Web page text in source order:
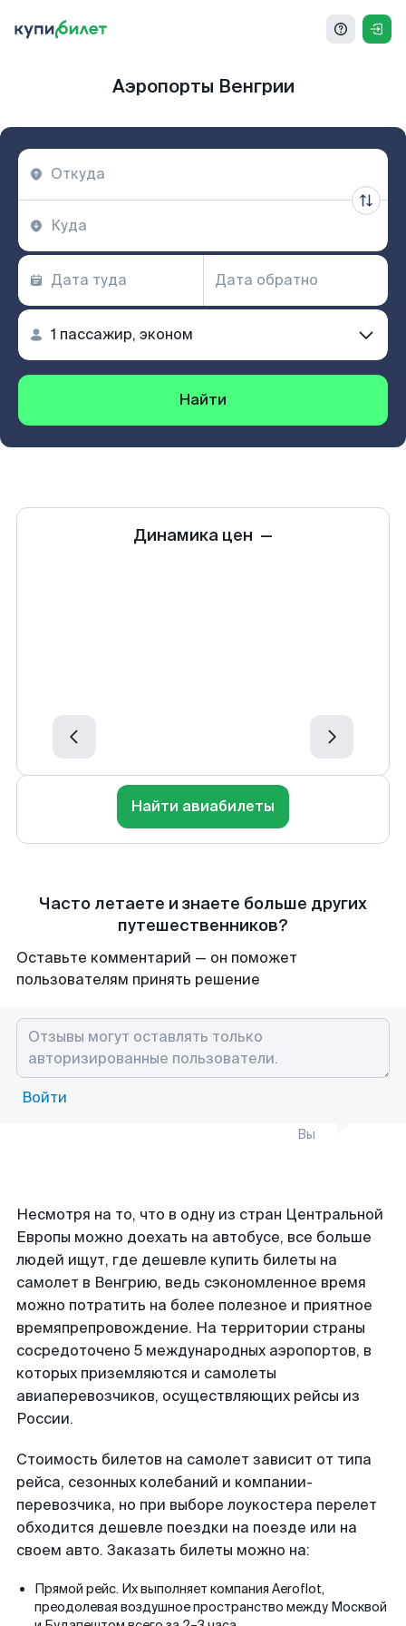
Аэропорты Венгрии
Найти
Динамика цен —
Найти авиабилеты
Часто летаете и знаете больше других
путешественников?
Оставьте комментарий — он поможет
пользователям принять решение
Войти
Вы
Несмотря на то, что в одну из стран Центральной
Европы можно доехать на автобусе, все больше
людей ищут, где дешевле купить билеты на
самолет в Венгрию, ведь сэкономленное время
можно потратить на более полезное и приятное
времяпрепровождение. На территории страны
сосредоточено 5 международных аэропортов, в
которых приземляются и самолеты
авиаперевозчиков, осуществляющих рейсы из
России.
Стоимость билетов на самолет зависит от типа
рейса, сезонных колебаний и компании-
перевозчика, но при выборе лоукостера перелет
обходится дешевле поездки на поезде или на
своем авто. Заказать билеты можно на:
Прямой рейс. Их выполняет компания Aeroflot,
преодолевая воздушное пространство между Москвой